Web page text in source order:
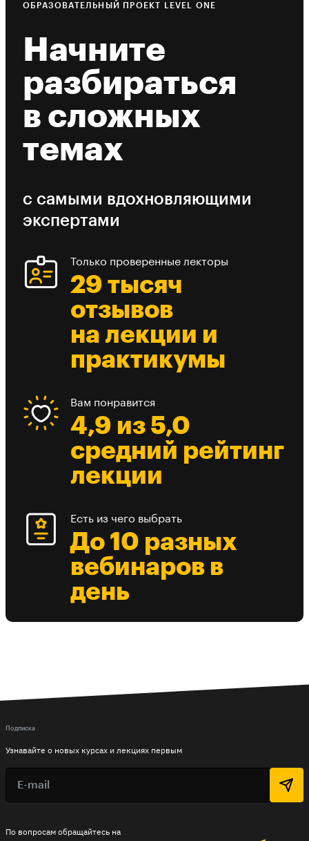
ОБРАЗОВАТЕЛЬНЫЙ ПРОЕКТ LEVEL ONE
Начните
разбираться
в сложных
темах
с самыми вдохновляющими
экспертами
Только проверенные лекторы
29 тысяч
отзывов
на лекции и
практикумы
Вам понравится
4,9 из 5,0
средний рейтинг
лекции
Есть из чего выбрать
До 10 разных
вебинаров в
день
По вопросам обращайтесь на
Подписка
Узнавайте о новых курсах и лекциях первым